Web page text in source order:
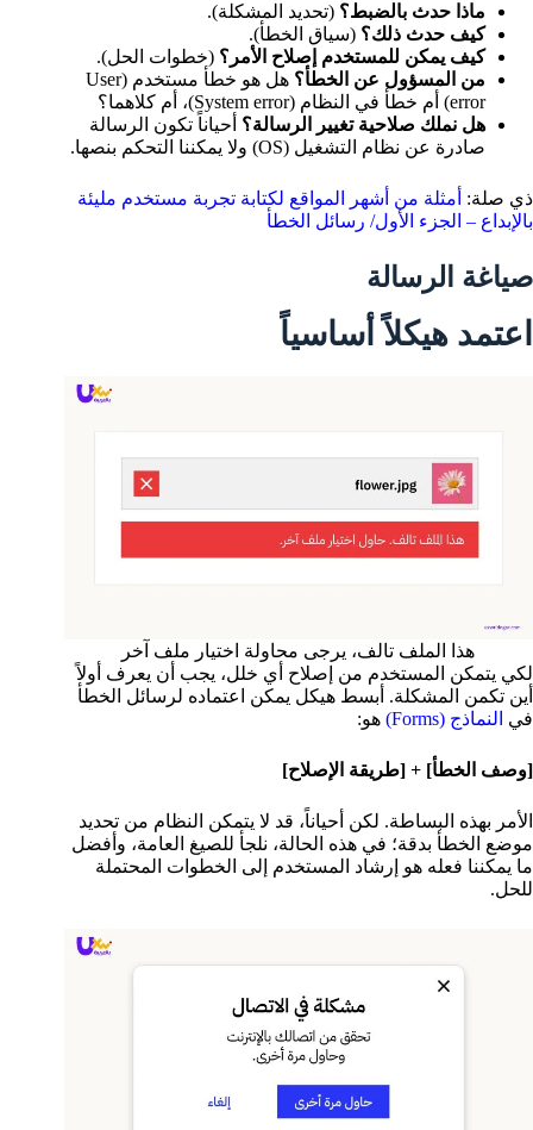
ماذا حدث بالضبط؟ (تحديد المشكلة).
كيف حدث ذلك؟ (سياق الخطأ).
كيف يمكن للمستخدم إصلاح الأمر؟ (خطوات الحل).
من المسؤول عن الخطأ؟
هل هو خطأ مستخدم (User
error) أم خطأ في النظام (System error)، أم كلاهما؟
هل نملك صلاحية تغيير الرسالة؟ أحياناً تكون الرسالة
صادرة عن نظام التشغيل (OS) ولا يمكننا التحكم بنصها.
ذي صلة: أمثلة من أشهر المواقع لكتابة تجربة مستخدم مليئة
بالإبداع – الجزء الأول/ رسائل الخطأ
صياغة الرسالة
اعتمد هيكلاً أساسياً
هذا الملف تالف، يرجى محاولة اختيار ملف آخر
لكي يتمكن المستخدم من إصلاح أي خلل، يجب أن يعرف أولاً
أين تكمن المشكلة. أبسط هيكل يمكن اعتماده لرسائل الخطأ
في النماذج (Forms) هو:
[وصف الخطأ] + [طريقة الإصلاح]
الأمر بهذه البساطة. لكن أحياناً، قد لا يتمكن النظام من تحديد
موضع الخطأ بدقة؛ في هذه الحالة، نلجأ للصيغ العامة، وأفضل
ما يمكننا فعله هو إرشاد المستخدم إلى الخطوات المحتملة
للحل.